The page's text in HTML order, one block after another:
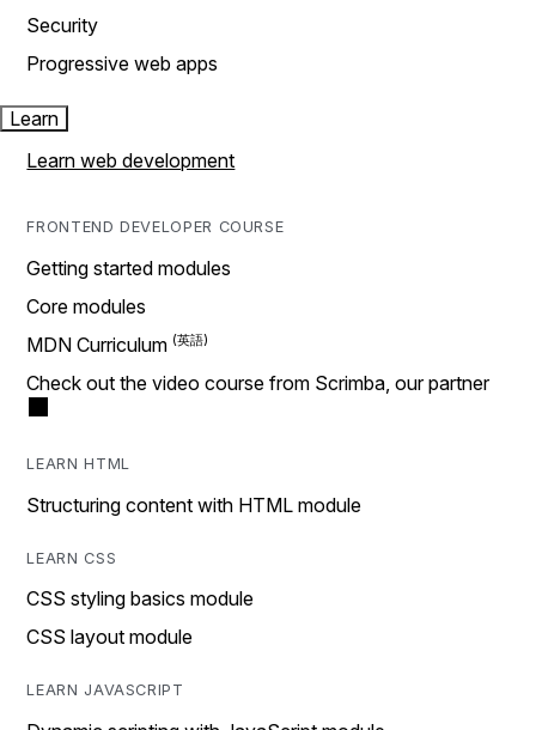
Security
Progressive web apps
Learn
Learn web development
FRONTEND DEVELOPER COURSE
Getting started modules
Core modules
MDN Curriculum
Check out the video course from Scrimba, our partner
LEARN HTML
Structuring content with HTML module
LEARN CSS
CSS styling basics module
CSS layout module
LEARN JAVASCRIPT